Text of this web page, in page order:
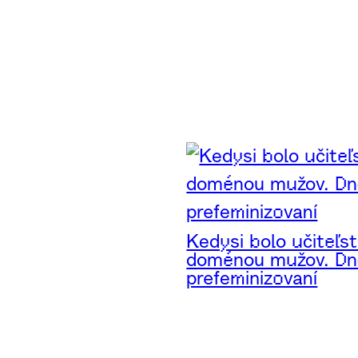
Kedysi bolo
doménou mužov.
prefeminizovaní